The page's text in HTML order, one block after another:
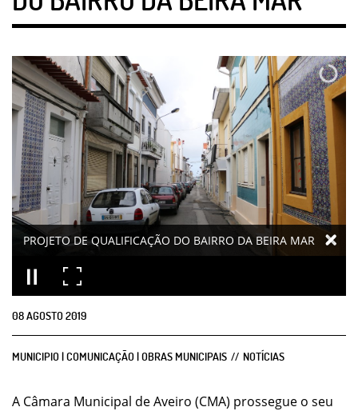
PROJETO DE QUALIFICAÇÃO DO BAIRRO DA BEIRA MAR
08AGOSTO2019
MUNICIPIO | COMUNICAÇÃO | OBRAS MUNICIPAIS NOTÍCIAS
A Câmara Municipal de Aveiro (CMA) prossegue o seu